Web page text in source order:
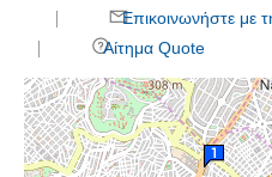
Επικοινωνήστε με
Αίτημα Quote